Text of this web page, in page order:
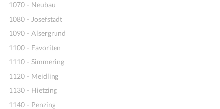
1070 – Neubau
1080 – Josefstadt
1090 – Alsergrund
1100 – Favoriten
1110 – Simmering
1120 – Meidling
1130 – Hietzing
1140 – Penzing